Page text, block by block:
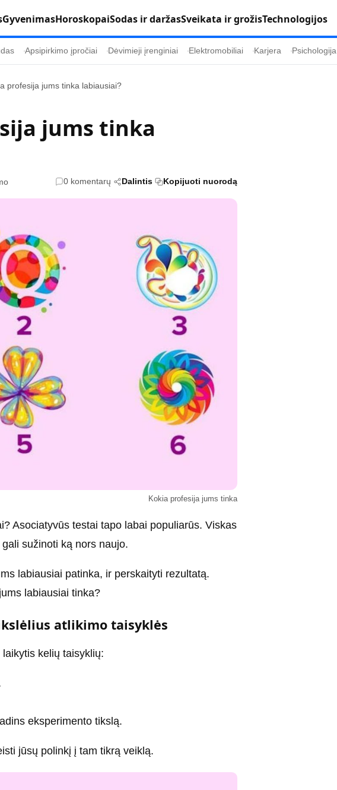
GyvenimasHoroskopaiSodas ir daržasSveikata ir grožisTechnologijos
Kultūra
Karjera Privatumo politika
Reklamos politika
Apsipirkimo įpročiai Dėvimieji įrenginiai Elektromobiliai Karjera Psichologija
profesija jums tinka labiausiai?
jums tinka
0 komentarų Dalintis Kopijuoti nuorodą
Kokia profesija jums tinka
Asociatyvūs testai tapo labai populiarūs. Viskas
sužinoti ką nors naujo.
labiausiai patinka, ir perskaityti rezultatą.
labiausiai tinka?
atlikimo taisyklės
kelių taisyklių:
eksperimento tikslą.
jūsų polinkį į tam tikrą veiklą.